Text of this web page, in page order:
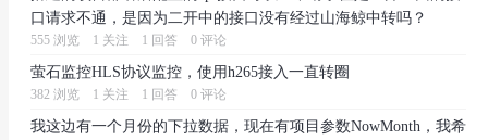
口请求不通，是因为二开中的接口没有经过山海鲸中转吗？
555 浏览 1 关注 1 回答 0 评论
萤石监控HLS协议监控，使用h265接入一直转圈
382 浏览 1 关注 1 回答 0 评论
我这边有一个月份的下拉数据，现在有项目参数NowMonth，我希